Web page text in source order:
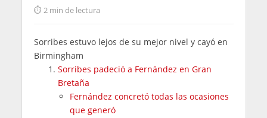
2 min de lectura
Sorribes estuvo lejos de su mejor nivel y cayó en
Birmingham
Sorribes padeció a Fernández en Gran
Bretaña
Fernández concretó todas las ocasiones
que generó